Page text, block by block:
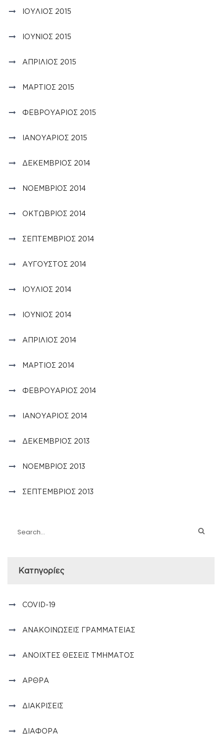
ΙΟΎΛΙΟΣ 2015
ΙΟΎΝΙΟΣ 2015
ΑΠΡΊΛΙΟΣ 2015
ΜΆΡΤΙΟΣ 2015
ΦΕΒΡΟΥΆΡΙΟΣ 2015
ΙΑΝΟΥΆΡΙΟΣ 2015
ΔΕΚΈΜΒΡΙΟΣ 2014
ΝΟΈΜΒΡΙΟΣ 2014
ΟΚΤΏΒΡΙΟΣ 2014
ΣΕΠΤΈΜΒΡΙΟΣ 2014
ΑΎΓΟΥΣΤΟΣ 2014
ΙΟΎΛΙΟΣ 2014
ΙΟΎΝΙΟΣ 2014
ΑΠΡΊΛΙΟΣ 2014
ΜΆΡΤΙΟΣ 2014
ΦΕΒΡΟΥΆΡΙΟΣ 2014
ΙΑΝΟΥΆΡΙΟΣ 2014
ΔΕΚΈΜΒΡΙΟΣ 2013
ΝΟΈΜΒΡΙΟΣ 2013
ΣΕΠΤΈΜΒΡΙΟΣ 2013
Kατηγορίες
COVID-19
ΑΝΑΚΟΙΝΏΣΕΙΣ ΓΡΑΜΜΑΤΕΊΑΣ
ΑΝΟΙΧΤΈΣ ΘΈΣΕΙΣ ΤΜΉΜΑΤΟΣ
ΆΡΘΡΑ
ΔΙΑΚΡΊΣΕΙΣ
ΔΙΆΦΟΡΑ